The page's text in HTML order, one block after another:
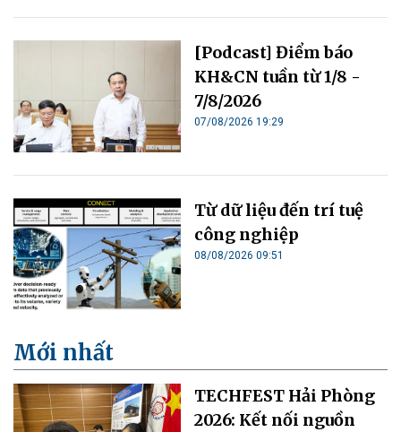
[Podcast] Điểm báo
KH&CN tuần từ 1/8 -
7/8/2026
07/08/2026 19:29
Từ dữ liệu đến trí tuệ
công nghiệp
08/08/2026 09:51
Mới nhất
TECHFEST Hải Phòng
2026: Kết nối nguồn